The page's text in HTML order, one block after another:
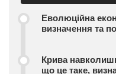
Еволюційна
визначення та
Крива
що це таке,